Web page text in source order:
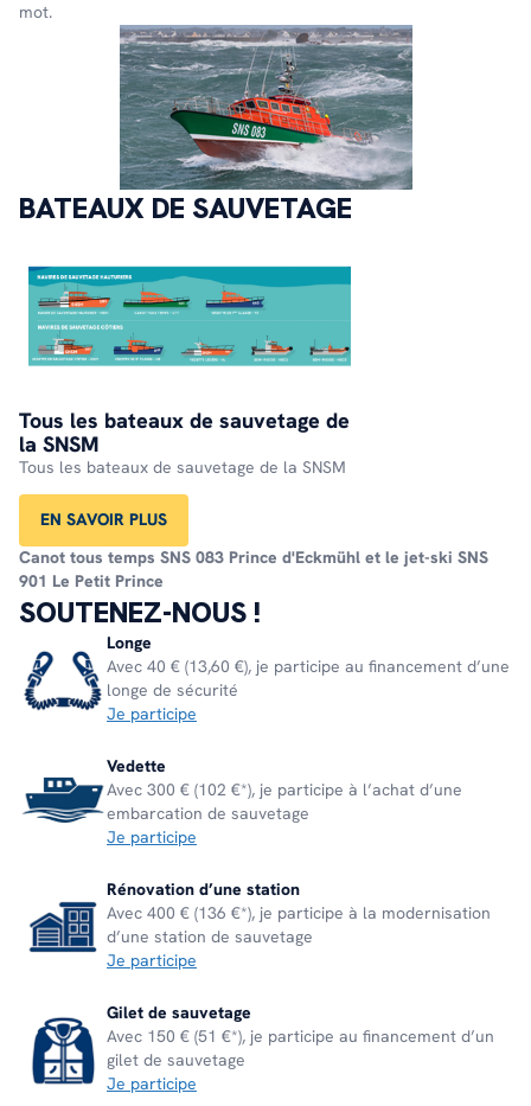
mot.
BATEAUX DE SAUVETAGE
Tous les bateaux de sauvetage de
la SNSM
Tous les bateaux de sauvetage de la SNSM
EN SAVOIR PLUS
Canot tous temps SNS 083 Prince d'Eckmühl et le jet-ski SNS
901 Le Petit Prince
SOUTENEZ-NOUS !
Longe
Avec 40 € (13,60 €), je participe au financement d’une
longe de sécurité
Je participe
Vedette
Avec 300 € (102 €*), je participe à l’achat d’une
embarcation de sauvetage
Je participe
Rénovation d’une station
Avec 400 € (136 €*), je participe à la modernisation
d’une station de sauvetage
Je participe
Gilet de sauvetage
Avec 150 € (51 €*), je participe au financement d’un
gilet de sauvetage
Je participe